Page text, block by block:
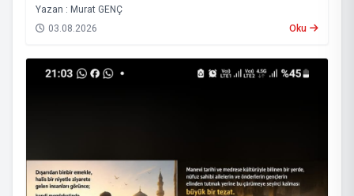
Yazan : Murat GENÇ
03.08.2026
Oku